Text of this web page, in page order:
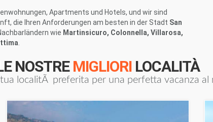
Apartments und Hotels, und wir sind
die Ihren Anforderungen am besten in der Stadt San
wie Martinsicuro, Colonnella, Villarosa,
NOSTRE MIGLIORI LOCALITÀ
tua localitÃ preferita per una perfetta vacanza al